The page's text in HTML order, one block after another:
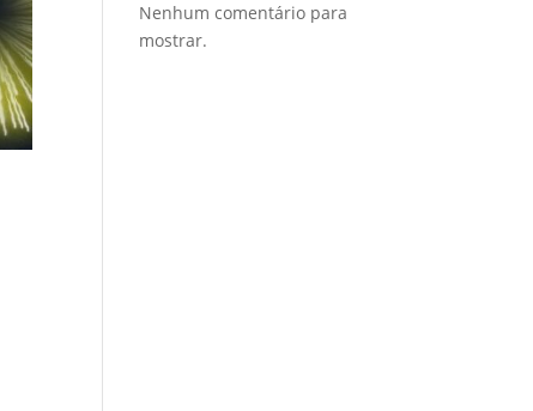
Nenhum comentário para
mostrar.